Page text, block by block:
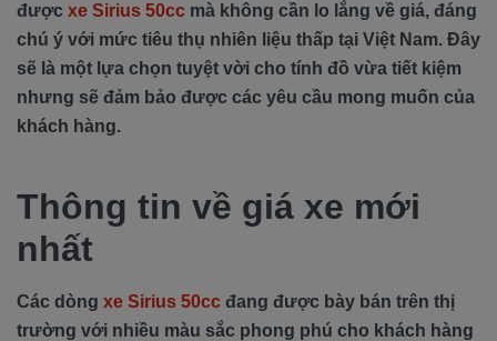
được xe Sirius 50cc mà không cần lo lắng về giá, đáng
chú ý với mức tiêu thụ nhiên liệu thấp tại Việt Nam. Đây
sẽ là một lựa chọn tuyệt vời cho tính đồ vừa tiết kiệm
nhưng sẽ đảm bảo được các yêu cầu mong muốn của
khách hàng.
Thông tin về giá xe mới
nhất
Các dòng xe Sirius 50cc đang được bày bán trên thị
trường với nhiều màu sắc phong phú cho khách hàng